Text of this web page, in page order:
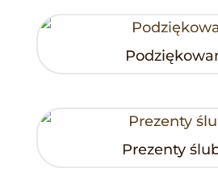
Prezenty